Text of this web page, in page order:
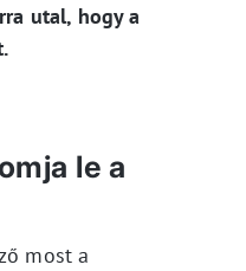
utal, hogy a
le a
most a